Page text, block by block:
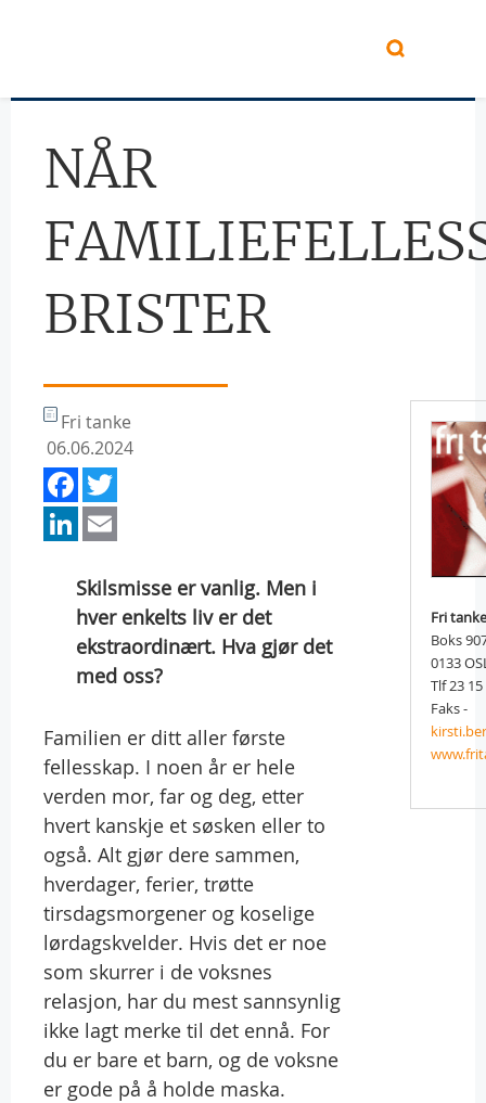
NÅR
BRISTER
Fri tanke
06.06.2024
Facebook
LinkedIn
Skilsmisse er vanlig. Men i
hver enkelts liv er det
ekstraordinært. Hva gjør det
med oss?
Familien er ditt aller første
fellesskap. I noen år er hele
verden mor, far og deg, etter
hvert kanskje et søsken eller to
også. Alt gjør dere sammen,
hverdager, ferier, trøtte
tirsdagsmorgener og koselige
lørdagskvelder. Hvis det er noe
som skurrer i de voksnes
relasjon, har du mest sannsynlig
ikke lagt merke til det ennå. For
du er bare et barn, og de voksne
er gode på å holde maska.
Fri tanke
Boks
0133
Tlf 23
Faks -